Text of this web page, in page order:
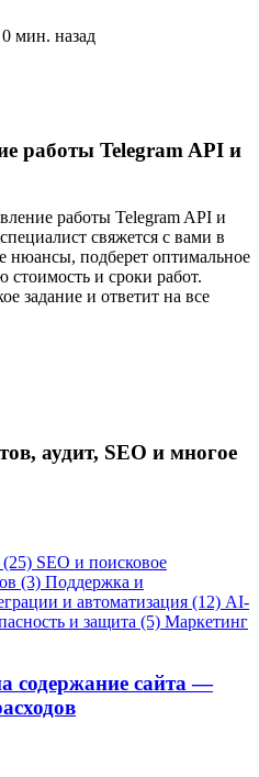
мин. назад
работы Telegram API и
работы Telegram API и
свяжется с вами в
нюансы, подберет оптимальное
и сроки работ.
задание и ответит на все
аудит, SEO и многое
(25) SEO и поисковое
(3) Поддержка и
и автоматизация (12) AI-
и защита (5) Маркетинг
содержание сайта —